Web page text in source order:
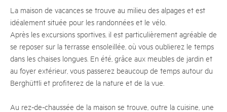
La maison de vacances se trouve au milieu des alpages et est
idéalement située pour les randonnées et le vélo.
Après les excursions sportives, il est particulièrement agréable de
se reposer sur la terrasse ensoleillée, où vous oublierez le temps
dans les chaises longues. En été, grâce aux meubles de jardin et
au foyer extérieur, vous passerez beaucoup de temps autour du
Berghüttli et profiterez de la nature et de la vue.
Au rez-de-chaussée de la maison se trouve, outre la cuisine, une